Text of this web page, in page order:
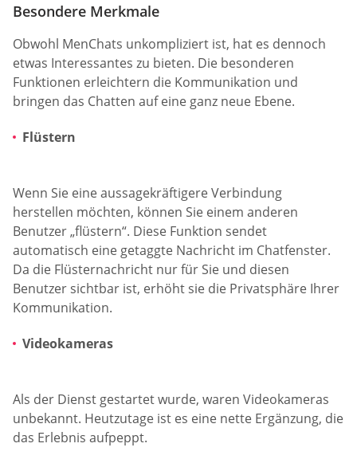
Besondere Merkmale
Obwohl MenChats unkompliziert ist, hat es dennoch
etwas Interessantes zu bieten. Die besonderen
Funktionen erleichtern die Kommunikation und
bringen das Chatten auf eine ganz neue Ebene.
Flüstern
Wenn Sie eine aussagekräftigere Verbindung
herstellen möchten, können Sie einem anderen
Benutzer „flüstern“. Diese Funktion sendet
automatisch eine getaggte Nachricht im Chatfenster.
Da die Flüsternachricht nur für Sie und diesen
Benutzer sichtbar ist, erhöht sie die Privatsphäre Ihrer
Kommunikation.
Videokameras
Als der Dienst gestartet wurde, waren Videokameras
unbekannt. Heutzutage ist es eine nette Ergänzung, die
das Erlebnis aufpeppt.